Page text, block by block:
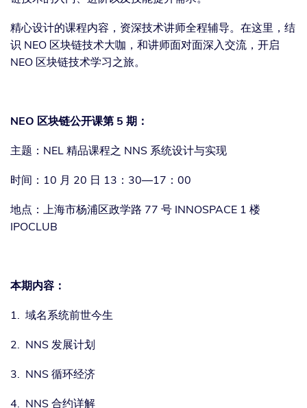
精心设计的课程内容，资深技术讲师全程辅导。在这里，结
识 NEO 区块链技术大咖，和讲师面对面深入交流，开启
NEO 区块链技术学习之旅。
NEO 区块链公开课第 5 期：
主题：NEL 精品课程之 NNS 系统设计与实现
时间：10 月 20 日 13：30—17：00
地点：上海市杨浦区政学路 77 号 INNOSPACE 1 楼
IPOCLUB
本期内容：
1. 域名系统前世今生
2. NNS 发展计划
3. NNS 循环经济
4. NNS 合约详解